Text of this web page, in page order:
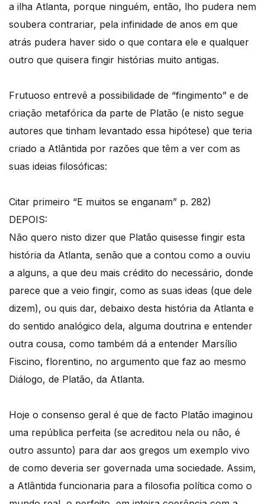
a ilha Atlanta, porque ninguém, então, lho pudera nem
soubera contrariar, pela infinidade de anos em que
atrás pudera haver sido o que contara ele e qualquer
outro que quisera fingir histórias muito antigas.
Frutuoso entrevê a possibilidade de “fingimento” e de
criação metafórica da parte de Platão (e nisto segue
autores que tinham levantado essa hipótese) que teria
criado a Atlântida por razões que têm a ver com as
suas ideias filosóficas:
Citar primeiro “E muitos se enganam” p. 282)
DEPOIS:
Não quero nisto dizer que Platão quisesse fingir esta
história da Atlanta, senão que a contou como a ouviu
a alguns, a que deu mais crédito do necessário, donde
parece que a veio fingir, como as suas ideas (que dele
dizem), ou quis dar, debaixo desta história da Atlanta e
do sentido analógico dela, alguma doutrina e entender
outra cousa, como também dá a entender Marsílio
Fiscino, florentino, no argumento que faz ao mesmo
Diálogo, de Platão, da Atlanta.
Hoje o consenso geral é que de facto Platão imaginou
uma república perfeita (se acreditou nela ou não, é
outro assunto) para dar aos gregos um exemplo vivo
de como deveria ser governada uma sociedade. Assim,
a Atlântida funcionaria para a filosofia política como o